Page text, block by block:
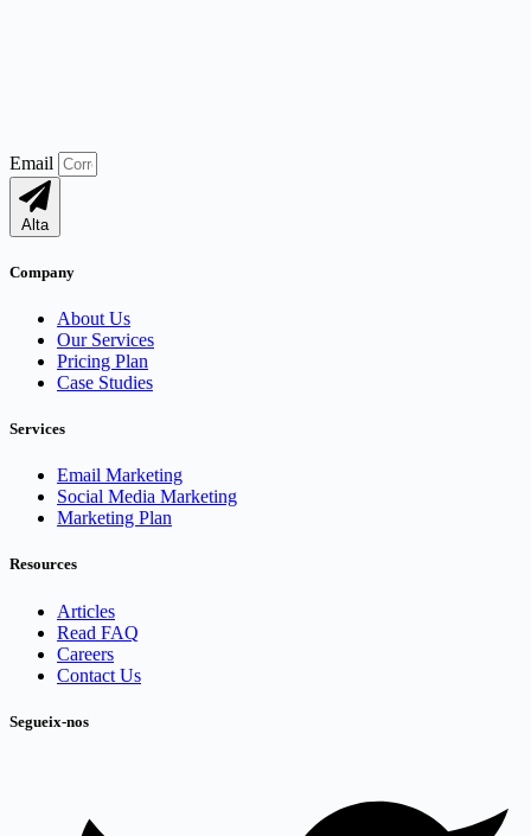
Email
Alta
Company
About Us
Our Services
Pricing Plan
Case Studies
Services
Email Marketing
Social Media Marketing
Marketing Plan
Resources
Articles
Read FAQ
Careers
Contact Us
Segueix-nos​